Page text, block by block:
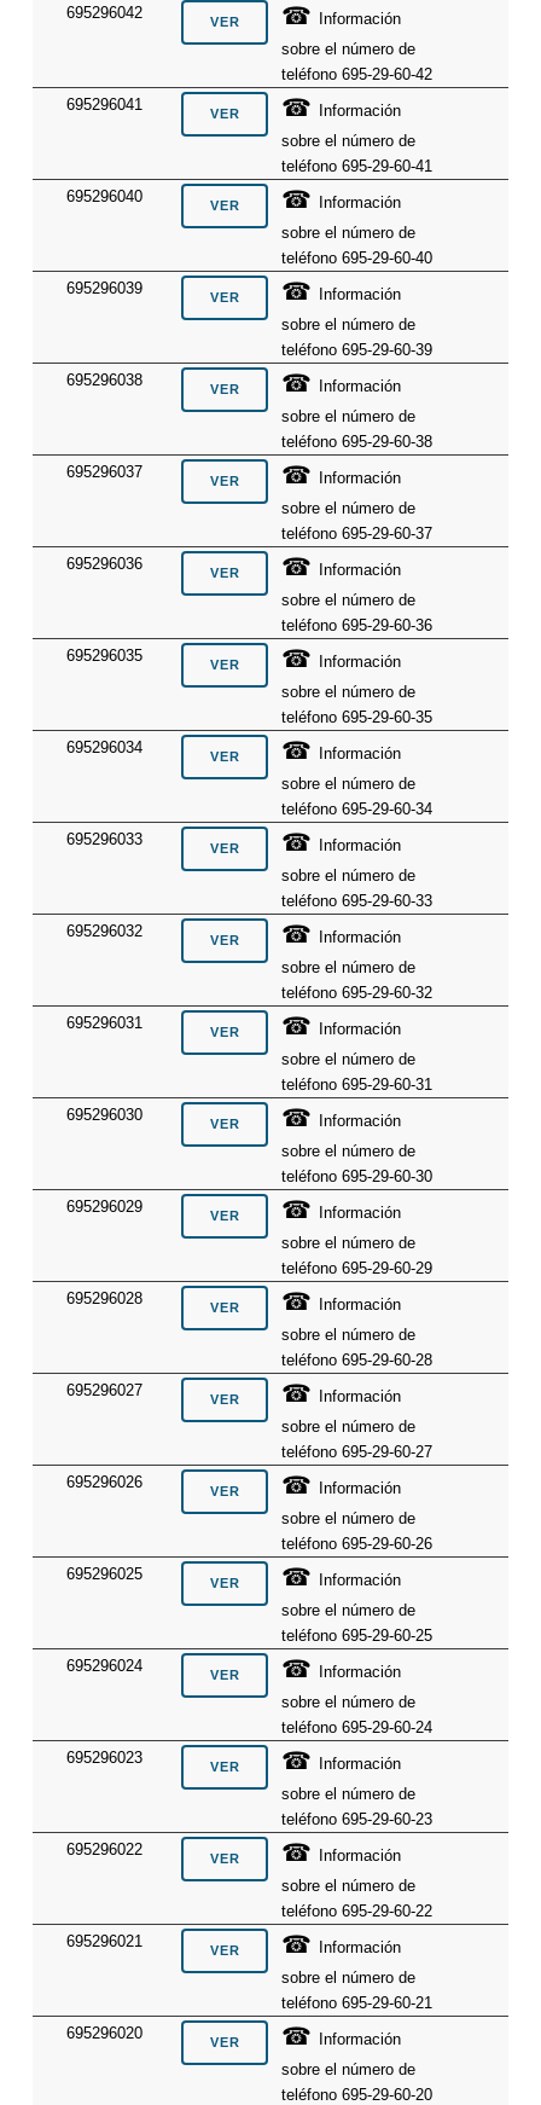
695296042 ☎ Información
sobre el número de
teléfono 695-29-60-42
695296041
☎ Información
sobre el número de
teléfono 695-29-60-41
695296040
☎ Información
sobre el número de
teléfono 695-29-60-40
695296039
☎ Información
sobre el número de
teléfono 695-29-60-39
695296038
☎ Información
sobre el número de
teléfono 695-29-60-38
695296037
☎ Información
sobre el número de
teléfono 695-29-60-37
695296036
☎ Información
sobre el número de
teléfono 695-29-60-36
695296035
☎ Información
sobre el número de
teléfono 695-29-60-35
695296034
☎ Información
sobre el número de
teléfono 695-29-60-34
695296033
☎ Información
sobre el número de
teléfono 695-29-60-33
695296032
☎ Información
sobre el número de
teléfono 695-29-60-32
695296031
☎ Información
sobre el número de
teléfono 695-29-60-31
695296030
☎ Información
sobre el número de
teléfono 695-29-60-30
695296029
☎ Información
sobre el número de
teléfono 695-29-60-29
695296028
☎ Información
sobre el número de
teléfono 695-29-60-28
695296027
☎ Información
sobre el número de
teléfono 695-29-60-27
695296026
☎ Información
sobre el número de
teléfono 695-29-60-26
695296025
☎ Información
sobre el número de
teléfono 695-29-60-25
695296024
☎ Información
sobre el número de
teléfono 695-29-60-24
695296023
☎ Información
sobre el número de
teléfono 695-29-60-23
695296022
☎ Información
sobre el número de
teléfono 695-29-60-22
695296021
☎ Información
sobre el número de
teléfono 695-29-60-21
695296020
☎ Información
sobre el número de
teléfono 695-29-60-20